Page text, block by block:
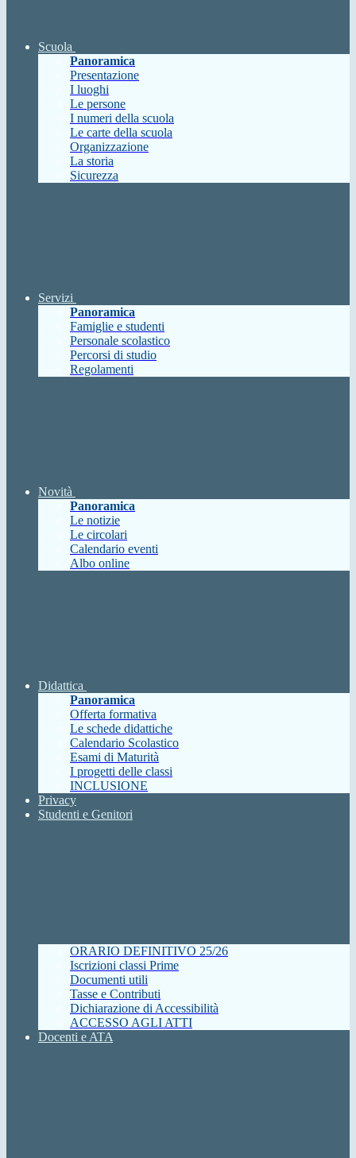
Scuola
Panoramica
Presentazione
I luoghi
Le persone
I numeri della scuola
Le carte della scuola
Organizzazione
La storia
Sicurezza
Servizi
Panoramica
Famiglie e studenti
Personale scolastico
Percorsi di studio
Regolamenti
Novità
Panoramica
Le notizie
Le circolari
Calendario eventi
Albo online
Didattica
Panoramica
Offerta formativa
Le schede didattiche
Calendario Scolastico
Esami di Maturità
I progetti delle classi
INCLUSIONE
Privacy
Studenti e Genitori
ORARIO DEFINITIVO 25/26
Iscrizioni classi Prime
Documenti utili
Tasse e Contributi
Dichiarazione di Accessibilità
ACCESSO AGLI ATTI
Docenti e ATA